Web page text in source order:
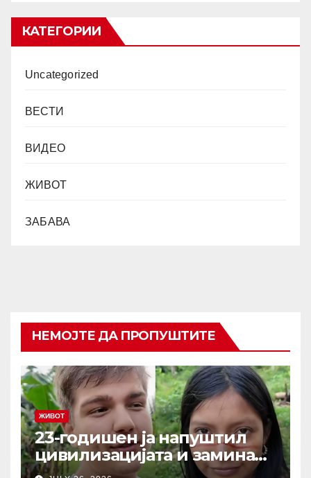
КАТЕГОРИИ
Uncategorized
ВЕСТИ
ВИДЕО
ЖИВОТ
ЗАБАВА
НЕМОЈТЕ ДА ПРОПУШТИТЕ
ЖИВОТ
23-годишен ја напуштил
цивилизацијата и заминал
да живее со изолирано